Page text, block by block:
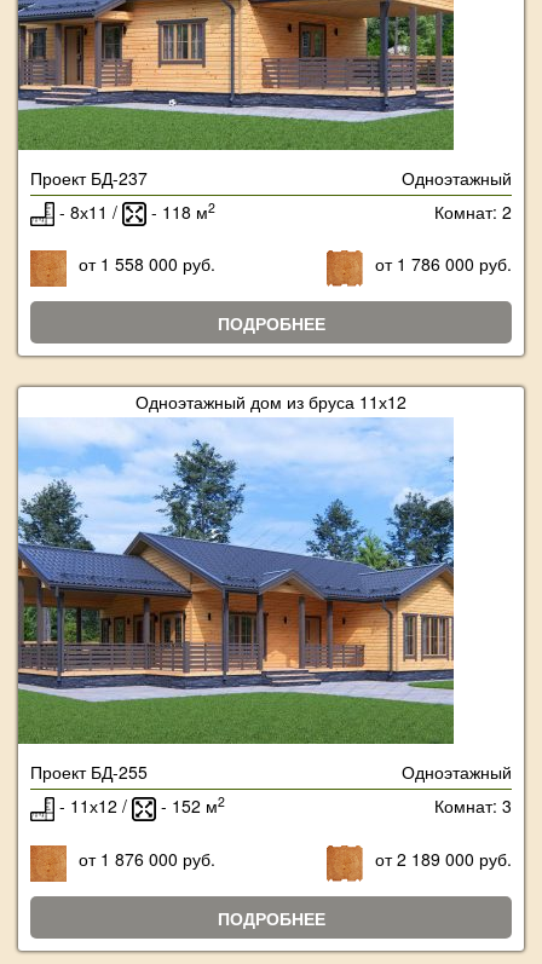
Проект БД-237
Одноэтажный
- 8х11 /
- 118 м2 Комнат: 2
от 1 558 000 руб. от 1 786 000 руб.
ПОДРОБНЕЕ
Одноэтажный дом из бруса 11х12
Проект БД-255
Одноэтажный
- 11х12 /
- 152 м2 Комнат: 3
от 1 876 000 руб. от 2 189 000 руб.
ПОДРОБНЕЕ